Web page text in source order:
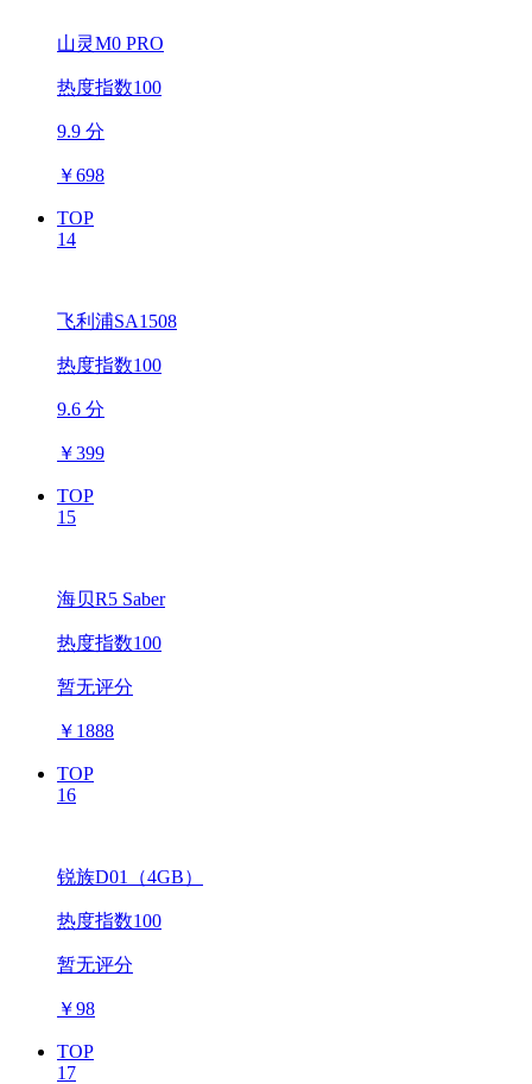
山灵M0 PRO
热度指数100
9.9 分
￥698
TOP
14
飞利浦SA1508
热度指数100
9.6 分
￥399
TOP
15
海贝R5 Saber
热度指数100
暂无评分
￥ 1888
TOP
16
锐族D01（4GB）
热度指数100
暂无评分
￥98
TOP
17